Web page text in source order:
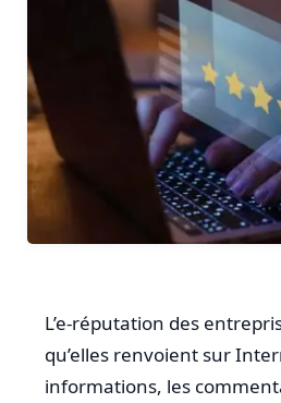
L’e-réputation des
qu’elles renvoient sur
informations, les